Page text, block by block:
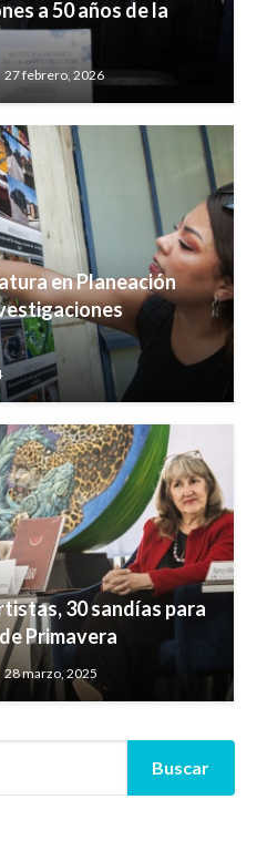
a 50 años de la
27 febrero, 2026
en Planeación
30 sandías para
Primavera
28 marzo, 2025